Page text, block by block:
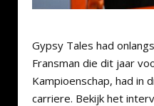
Gypsy Tales had
Fransman die dit jaar
Kampioenschap, had
carriere. Bekijk het